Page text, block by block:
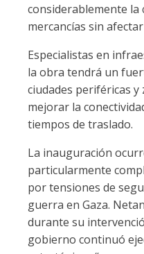
considerablemente la
mercancías sin
Especialistas en
la obra tendrá un
ciudades periféricas
mejorar la
tiempos de traslado.
La inauguración
particularmente
por tensiones de
guerra en Gaza.
durante su
gobierno continuó